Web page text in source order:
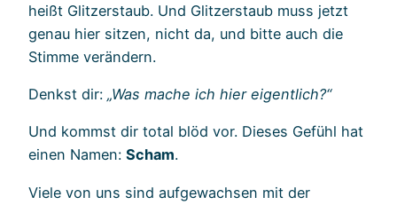
heißt Glitzerstaub. Und Glitzerstaub muss jetzt
genau hier sitzen, nicht da, und bitte auch die
Stimme verändern.
Denkst dir: „Was mache ich hier eigentlich?“
Und kommst dir total blöd vor. Dieses Gefühl hat
einen Namen: Scham.
Viele von uns sind aufgewachsen mit der